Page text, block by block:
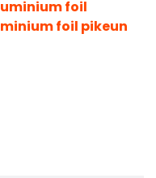
foil
foil pikeun